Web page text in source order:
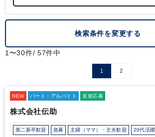
1 2
NEW パート・アルバイト 直接応募
株式会社伝助
第二新卒歓迎 急募 主婦（ママ）・主夫歓迎 20代活
検索条件を変更する
1〜30件/ 57件中